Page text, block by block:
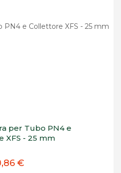
per Tubo PN4 e
XFS - 25 mm
€